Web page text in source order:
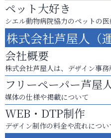
ペット大好き
シエル動物病院協力のペットの
株式会社芦屋人（
会社概要
株式会社芦屋人は、デザイン事
フリーペーパー芦屋
媒体の仕様や掲載について
WEB・DTP制作
デザイン制作の料金や流れについ